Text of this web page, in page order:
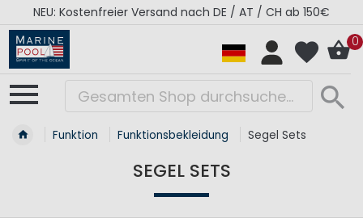
RÉGATES ROYALES Kollektion - Super Sale
0
Funktion Funktionsbekleidung Segel Sets
SEGEL SETS